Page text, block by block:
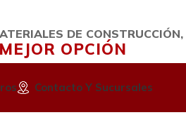
DE CONSTRUCCIÓN,
OPCIÓN
Contacto Y Sucursales